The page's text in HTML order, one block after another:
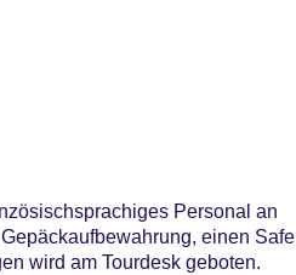
Personal an
einen Safe
wird am Tourdesk geboten.